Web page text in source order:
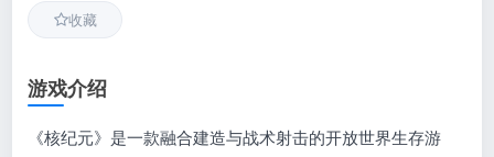
收藏
游戏介绍
《核纪元》是一款融合建造与战术射击的开放世界生存游